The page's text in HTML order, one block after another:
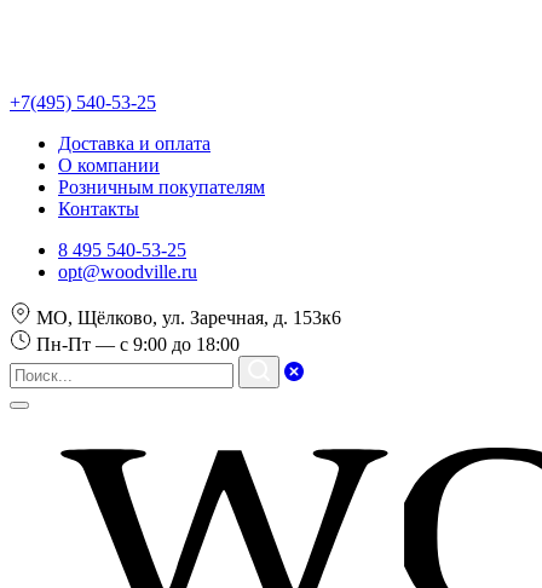
+7(495) 540-53-25
Доставка и оплата
О компании
Розничным покупателям
Контакты
8 495 540-53-25
opt@woodville.ru
МО, Щёлково, ул. Заречная, д. 153к6
Пн-Пт — с 9:00 до 18:00